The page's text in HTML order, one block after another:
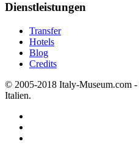
Dienstleistungen
Transfer
Hotels
Blog
Credits
© 2005-2018 Italy-Museum.com -
Italien.